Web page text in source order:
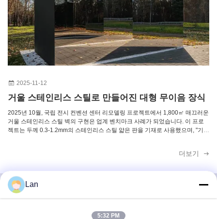
304 등급 워터 웨이브 스테인리스 스틸 패널, 건축 장식을 위해 사이즈 맞춤
미러 사파이어 블루 골드 컬러 워터 웨이브 스테인리스 스틸 패널 0.3mm 두께
304 316 등급 스테인리스 스틸 에칭 시트 - 간판 장식 및 산업용
2025-11-12
거울 스테인리스 스틸로 만들어진 대형 무이음 장식
2025년 10월, 국립 전시 컨벤션 센터 리모델링 프로젝트에서 1,800㎡ 매끄러운
거울 스테인리스 스틸 벽의 구현은 업계 벤치마크 사례가 되었습니다. 이 프로
젝트는 두께 0.3-1.2mm의 스테인리스 스틸 얇은 판을 기재로 사용했으며, "기계
성과 같은 건축 요구 사항을 충족합니다.​ 이 재료 적용은 스테인리스 스틸 장식
더보기
Lan
5:32 PM